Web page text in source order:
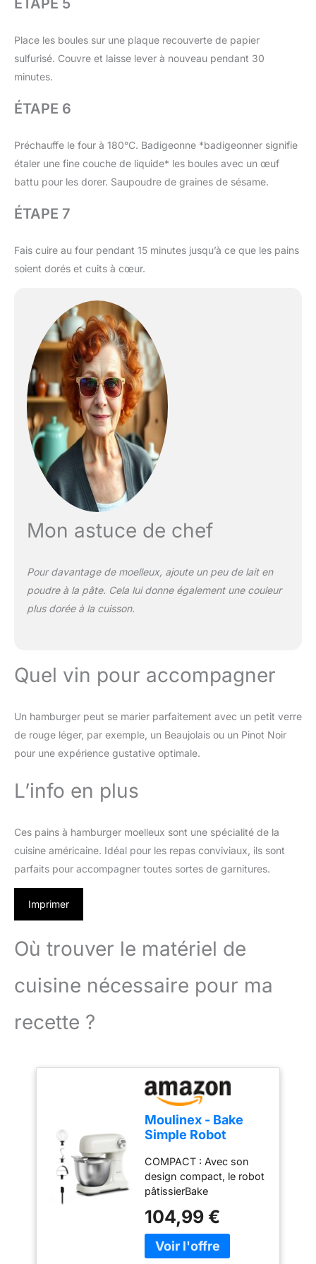
ÉTAPE 5
Place les boules sur une plaque recouverte de papier
sulfurisé. Couvre et laisse lever à nouveau pendant 30
minutes.
ÉTAPE 6
Préchauffe le four à 180°C. Badigeonne *badigeonner signifie
étaler une fine couche de liquide* les boules avec un œuf
battu pour les dorer. Saupoudre de graines de sésame.
ÉTAPE 7
Fais cuire au four pendant 15 minutes jusqu’à ce que les pains
soient dorés et cuits à cœur.
Mon astuce de chef
Pour davantage de moelleux, ajoute un peu de lait en
poudre à la pâte. Cela lui donne également une couleur
plus dorée à la cuisson.
Quel vin pour accompagner
Un hamburger peut se marier parfaitement avec un petit verre
de rouge léger, par exemple, un Beaujolais ou un Pinot Noir
pour une expérience gustative optimale.
L’info en plus
Ces pains à hamburger moelleux sont une spécialité de la
cuisine américaine. Idéal pour les repas conviviaux, ils sont
parfaits pour accompagner toutes sortes de garnitures.
Imprimer
Où trouver le matériel de
cuisine nécessaire pour ma
recette ?
Moulinex - Bake
Simple Robot
fouet, batteur et
crochet
COMPACT : Avec son
design compact, le robot
pâtissierBake
parfaitement à toutes les
cuisines - sataillen'est
pas plus grande qu'une
104,99 €